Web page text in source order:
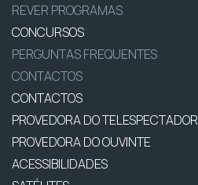
REVER PROGRAMAS
CONCURSOS
PERGUNTAS FREQUENTES
CONTACTOS
CONTACTOS
PROVEDORA DO TELESPECTADOR
PROVEDORA DO OUVINTE
ACESSIBILIDADES